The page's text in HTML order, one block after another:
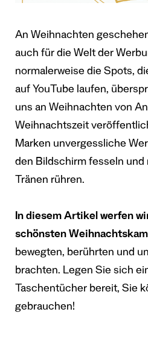
An Weihnachten
auch für die Welt der
normalerweise die Spots,
auf YouTube laufen,
uns an Weihnachten von
Weihnachtszeit
Marken unvergessliche
den Bildschirm fesseln und
Tränen rühren.
In diesem Artikel werfen
schönsten
bewegten, berührten und
brachten. Legen Sie sich
Taschentücher bereit, Sie
gebrauchen!